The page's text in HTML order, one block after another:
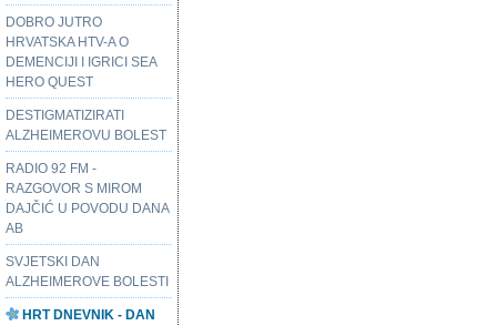
DOBRO JUTRO
HRVATSKA HTV-A O
DEMENCIJI I IGRICI SEA
HERO QUEST
DESTIGMATIZIRATI
ALZHEIMEROVU BOLEST
RADIO 92 FM -
RAZGOVOR S MIROM
DAJČIĆ U POVODU DANA
AB
SVJETSKI DAN
ALZHEIMEROVE BOLESTI
HRT DNEVNIK - DAN